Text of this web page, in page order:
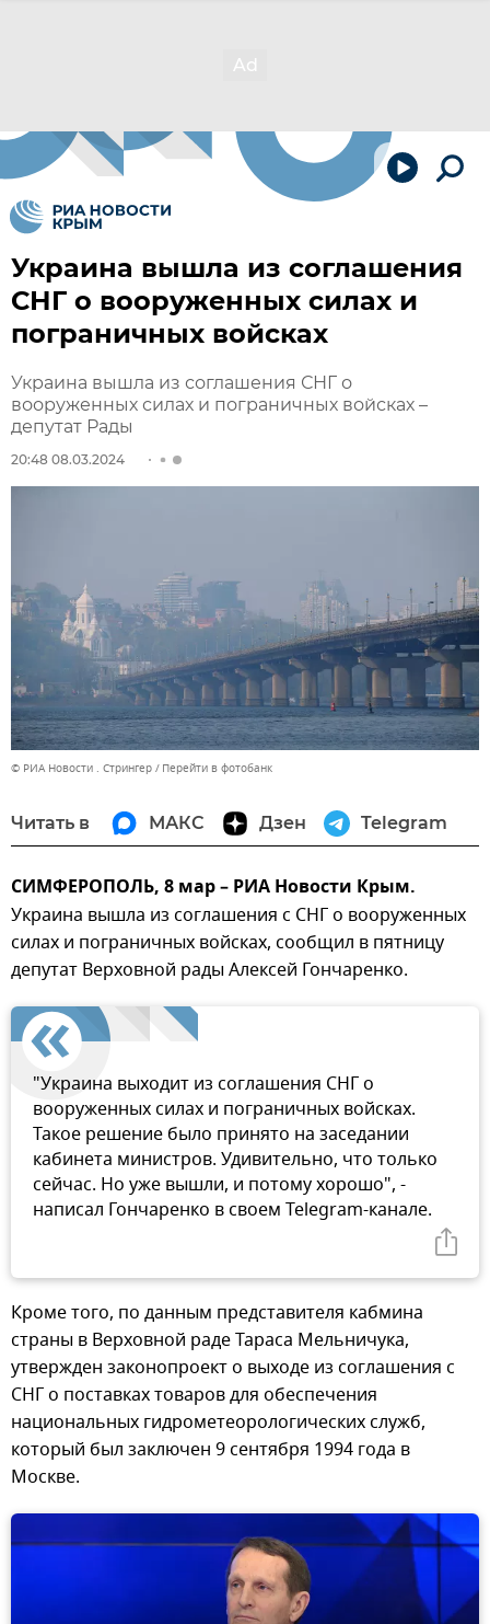
Украина вышла из соглашения
СНГ о вооруженных силах и
пограничных войсках
Украина вышла из соглашения СНГ о
вооруженных силах и пограничных войсках –
депутат Рады
20:48 08.03.2024
© РИА Новости . Стрингер Перейти в фотобанк
Читать в МАКС Дзен Telegram
СИМФЕРОПОЛЬ, 8 мар – РИА Новости Крым.
Украина вышла из соглашения с СНГ о вооруженных
силах и пограничных войсках, сообщил в пятницу
депутат Верховной рады Алексей Гончаренко.
"Украина выходит из соглашения СНГ о
вооруженных силах и пограничных войсках.
Такое решение было принято на заседании
кабинета министров. Удивительно, что только
сейчас. Но уже вышли, и потому хорошо", -
написал Гончаренко в своем Telegram-канале.
Кроме того, по данным представителя кабмина
страны в Верховной раде Тараса Мельничука,
утвержден законопроект о выходе из соглашения с
СНГ о поставках товаров для обеспечения
национальных гидрометеорологических служб,
который был заключен 9 сентября 1994 года в
Москве.